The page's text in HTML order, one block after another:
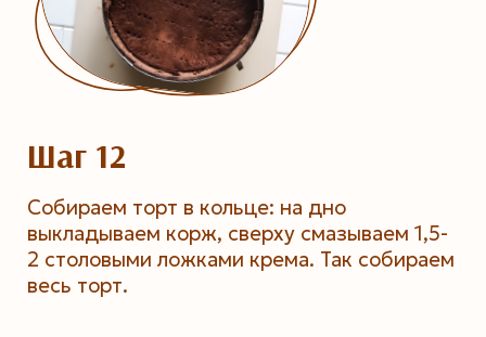
Шаг 12
Собираем торт в кольце: на дно
выкладываем корж, сверху смазываем 1,5-
2 столовыми ложками крема. Так собираем
весь торт.